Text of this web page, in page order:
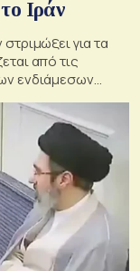
Ιράν
για τα
από τις
ενδιάμεσων